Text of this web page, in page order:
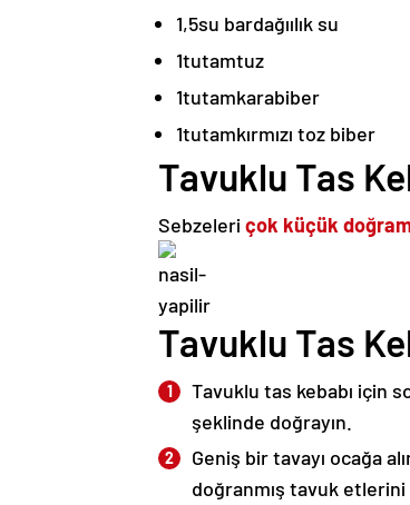
1,5su bardağıılık su
1tutamtuz
1tutamkarabiber
1tutamkırmızı toz biber
Tavuklu Tas
Sebzeleri çok küçük
Tavuklu Tas
Tavuklu tas kebabı için
şeklinde doğrayın.
Geniş bir tavayı ocağa
doğranmış tavuk